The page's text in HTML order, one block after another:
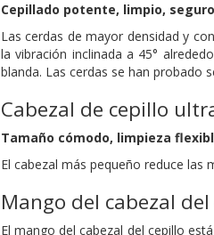
Cepillado potente, limpio,
Las cerdas de mayor densidad y
la vibración inclinada a 45°
blanda. Las cerdas se han probado
Cabezal de cepillo
Tamaño cómodo, limpieza
El cabezal más pequeño reduce las
Mango del cabezal
El mango del cabezal del cepillo